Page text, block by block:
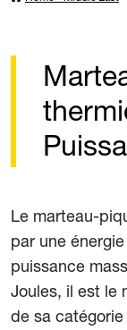
Le marteau-
par une
puissance
Joules, il est le
de sa